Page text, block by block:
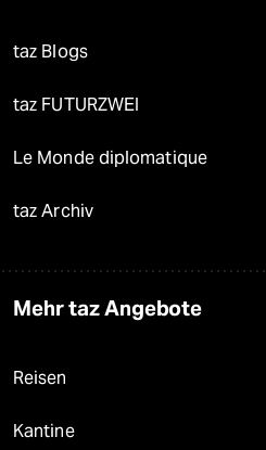
taz Blogs
taz FUTURZWEI
Le Monde diplomatique
taz Archiv
Mehr taz Angebote
Reisen
Kantine